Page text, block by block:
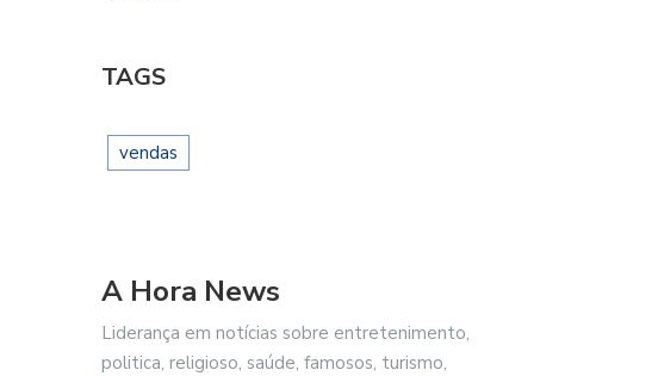
TAGS
vendas
A Hora News
Liderança em notícias sobre entretenimento,
politica, religioso, saúde, famosos, turismo,